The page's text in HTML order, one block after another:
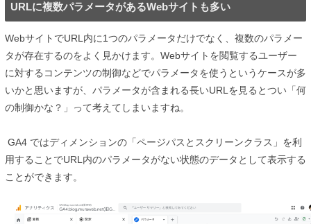
URLに複数パラメータがあるWebサイトも多い
WebサイトでURL内に1つのパラメータだけでなく、複数のパラメー
タが存在するのをよく見かけます。Webサイトを閲覧するユーザー
に対するコンテンツの制御などでパラメータを使うというケースが多
いかと思いますが、パラメータが含まれる長いURLを見るとつい「何
の制御かな？」って考えてしまいますね。
GA4 ではディメンションの「ページパスとスクリーンクラス」を利
用することでURL内のパラメータがない状態のデータとして表示する
ことができます。